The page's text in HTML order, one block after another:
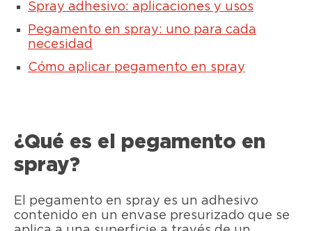
Spray adhesivo: aplicaciones y usos
Pegamento en spray: uno para cada
necesidad
Cómo aplicar pegamento en spray
¿Qué es el pegamento en
spray?
El pegamento en spray es un adhesivo
contenido en un envase presurizado que se